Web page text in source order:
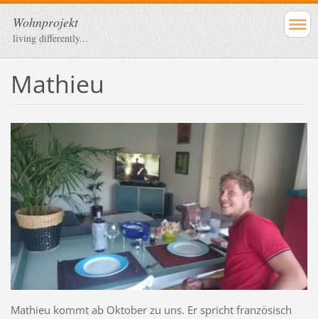
Wohnprojekt
living differently...
Mathieu
Mathieu kommt ab Oktober zu uns. Er spricht französisch